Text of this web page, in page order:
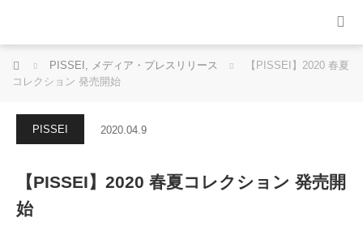
ホーム PISSEI , メディア・プレスリリース
【PISSEI】2020 春夏
コレクション 発売開始
PISSEI 2020.04.9
【PISSEI】2020 春夏コレクション 発売開
始